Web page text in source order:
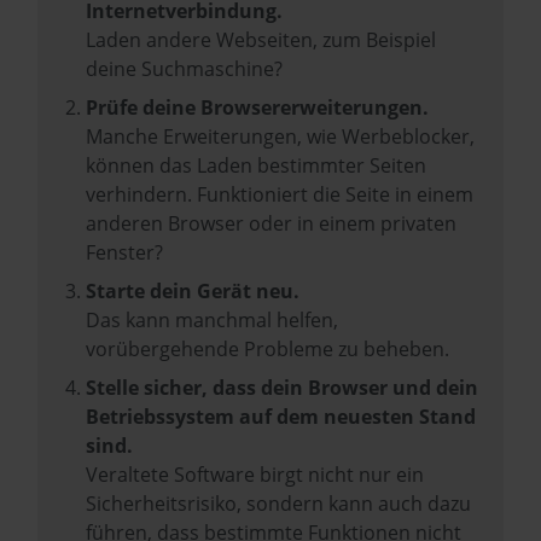
Internetverbindung.
Laden andere Webseiten, zum Beispiel
deine Suchmaschine?
Prüfe deine Browsererweiterungen.
Manche Erweiterungen, wie Werbeblocker,
können das Laden bestimmter Seiten
verhindern. Funktioniert die Seite in einem
anderen Browser oder in einem privaten
Fenster?
Starte dein Gerät neu.
Das kann manchmal helfen,
vorübergehende Probleme zu beheben.
Stelle sicher, dass dein Browser und dein
Betriebssystem auf dem neuesten Stand
sind.
Veraltete Software birgt nicht nur ein
Sicherheitsrisiko, sondern kann auch dazu
führen, dass bestimmte Funktionen nicht